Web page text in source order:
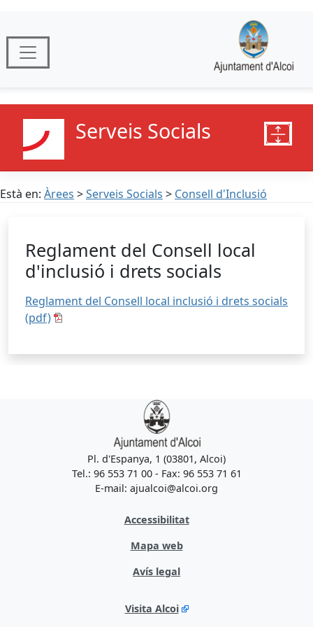
Serveis Socials
Està en: Àrees >Serveis Socials > Consell d'Inclusió
Reglament del Consell local
d'inclusió i drets socials
Reglament del Consell local inclusió i drets socials
(pdf)
Pl. d'Espanya, 1 (03801, Alcoi)
Tel.: 96 553 71 00 - Fax: 96 553 71 61
E-mail: ajualcoi@alcoi.org
Accessibilitat
Mapa web
Avís legal
Visita Alcoi